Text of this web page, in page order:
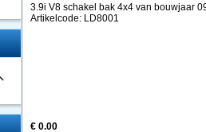
3.9i V8 schakel bak 4x4 van bouwjaar
Artikelcode: LD8001
€ 0.00